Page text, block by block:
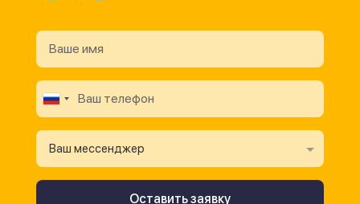
Ваш мессенджер